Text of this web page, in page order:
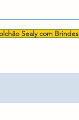
Sealy com Brindes